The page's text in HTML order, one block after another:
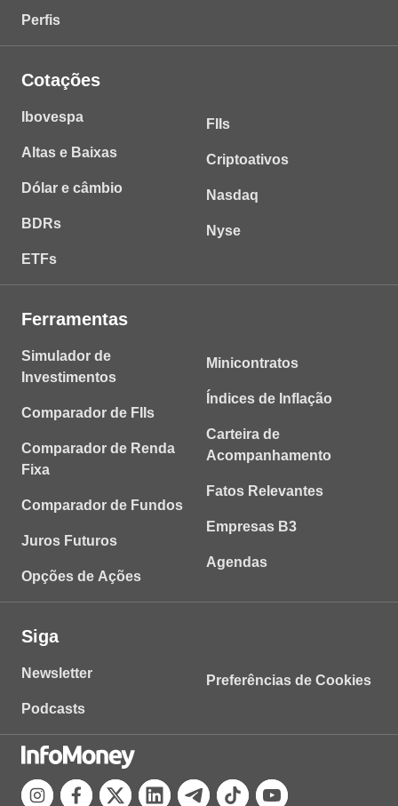
Perfis
Cotações
Ibovespa
Altas e Baixas
Dólar e câmbio
BDRs
ETFs
FIIs
Criptoativos
Nasdaq
Nyse
Ferramentas
Simulador de
Investimentos
Comparador de FIIs
Comparador de Renda
Fixa
Comparador de Fundos
Juros Futuros
Opções de Ações
Minicontratos
Índices de Inflação
Carteira de
Acompanhamento
Fatos Relevantes
Empresas B3
Agendas
Siga
Newsletter
Podcasts
Preferências de Cookies